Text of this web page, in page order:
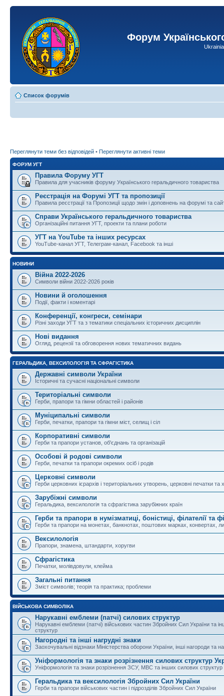
Форум
Список форумів
Переглянути теми без відповідей • Переглянути активні теми
ФОРУМ УГТ
Правила Форуму УГТ
Правила для учасників форуму Українського геральдичного товариства
Реєстрація на Форумі УГТ та пропозиції
Правила реєстрації та Пропозиції щодо змін і доповнень на форумі та
Справи Українського геральдичного товариства
Організаційні питання УГТ, проекти та плани роботи
УГТ на YouTube та інших ресурсах
YouTube-канал УГТ, Телеграм-канал, Facebook та інші
НОВИНИ
Війна 2022-2026
Символи війни 2022-2026 років
Новини й оголошення
Події, факти і коментарі
Конференції, конгреси, семінари
Різні заходи УГТ та з тематики спеціальних історичних дисциплін
Нові видання
Огляд, рецензії та обговорення нових тематичних видань
ГЕРАЛЬДИКА, ВЕКСИЛОЛОГІЯ ТА СФРАГІСТИКА
Державні символи України
Історичні та сучасні національні символи
Територіальні символи
Герби, прапори та гімни областей і районів
Муніципальні символи
Герби, печатки, прапори та гімни міст, селищ і сіл
Корпоративні символи
Герби та прапори установ, об'єднань та організацій
Особові й родові символи
Герби, печатки та прапори окремих осіб і родів
Церковні символи
Герби церковних ієрархів і територіальних утворень, церковні печатки та
Зарубіжні символи
Геральдика, вексилологія та сфрагістика зарубіжних країн
Герби та прапори в нумізматиці, боністиці, філателії та
Герби та прапори на монетах, банкнотах, поштових марках, конвертах,
Вексилологія
Прапори, знамена, штандарти, хоругви
Сфрагістика
Печатки, молівдовули, клейма
Загальні питання
Зміст символів; теорія та практика; проблеми
ВІЙСЬКОВА СИМВОЛІКА
Нарукавні емблеми (патчі) силових структур
Нарукавні емблеми (патчі) військових частин Збройних Сил України та
структур
Нагородні та інші нагрудні знаки
Заохочувальні відзнаки Міністерства оборони України, інші нагороди та
Уніформологія та знаки розрізнення силових структур
Уніформологія та знаки розрізнення ЗСУ, МВС та інших силових структур
Геральдика та вексилологія Збройних Сил України
Герби та прапори військових частин і підрозділів Збройних Сил України